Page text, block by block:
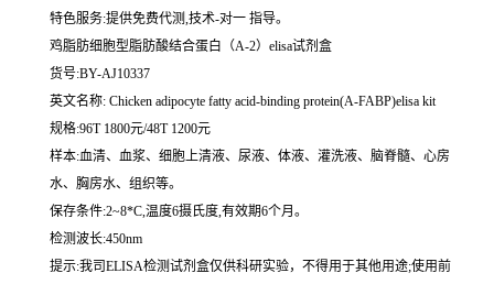
特色服务:提供免费代测,技术-对一 指导。
鸡脂肪细胞型脂肪酸结合蛋白（A-2）elisa试剂盒
货号:BY-AJ10337
英文名称: Chicken adipocyte fatty acid-binding protein(A-FABP)elisa kit
规格:96T 1800元/48T 1200元
样本:血清、血浆、细胞上清液、尿液、体液、灌洗液、脑脊髓、心房
水、胸房水、组织等。
保存条件:2~8*C,温度6摄氏度,有效期6个月。
检测波长:450nm
提示:我司ELISA检测试剂盒仅供科研实验，不得用于其他用途;使用前